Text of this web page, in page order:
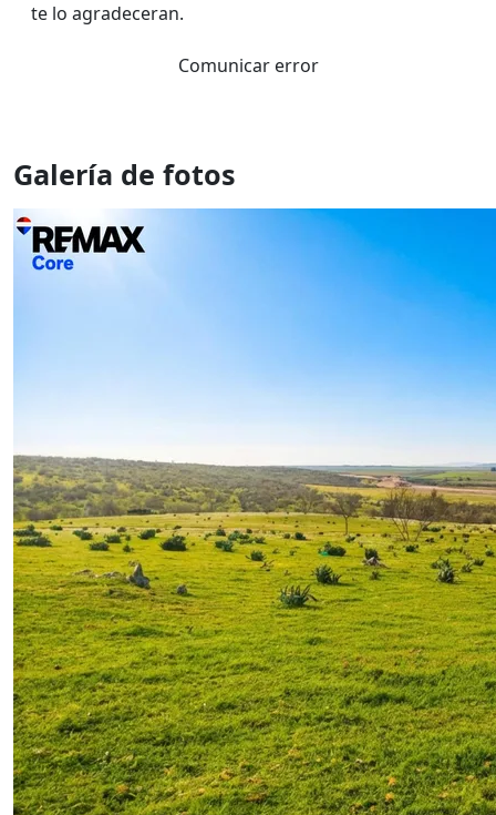
te lo agradeceran.
Comunicar error
Galería de fotos